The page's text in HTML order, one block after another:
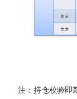
注：持仓校验即